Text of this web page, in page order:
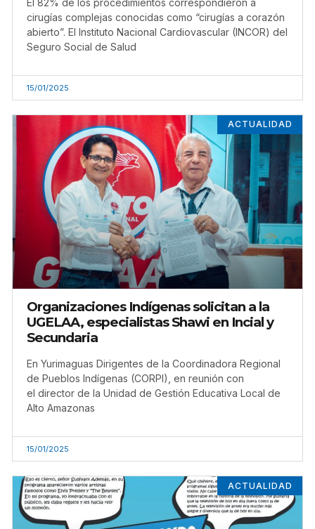
El 82% de los procedimientos correspondieron a
cirugías complejas conocidas como “cirugías a corazón
abierto”. El Instituto Nacional Cardiovascular (INCOR) del
Seguro Social de Salud
15/01/2025
ACTUALIDAD
Organizaciones Indígenas solicitan a la
UGELAA, especialistas Shawi en Incial y
Secundaria
En Yurimaguas Dirigentes de la Coordinadora Regional
de Pueblos Indígenas (CORPI), en reunión con
el director de la Unidad de Gestión Educativa Local de
Alto Amazonas
15/01/2025
ACTUALIDAD